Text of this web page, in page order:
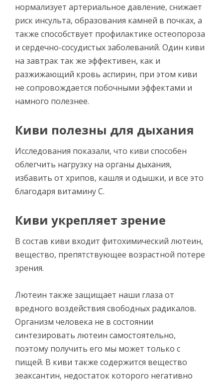
нормализует артериальное давление, снижает
риск инсульта, образования камней в почках, а
также способствует профилактике остеопороза
и сердечно-сосудистых заболеваний. Один киви
на завтрак так же эффективен, как и
разжижающий кровь аспирин, при этом киви
не сопровождается побочными эффектами и
намного полезнее.
Киви полезны для дыхания
Исследования показали, что киви способен
облегчить нагрузку на органы дыхания,
избавить от хрипов, кашля и одышки, и все это
благодаря витамину С.
Киви укрепляет зрение
В состав киви входит фитохимический лютеин,
вещество, препятствующее возрастной потере
зрения.
Лютеин также защищает наши глаза от
вредного воздействия свободных радикалов.
Организм человека не в состоянии
синтезировать лютеин самостоятельно,
поэтому получить его мы может только с
пищей. В киви также содержится вещество
зеаксантин, недостаток которого негативно